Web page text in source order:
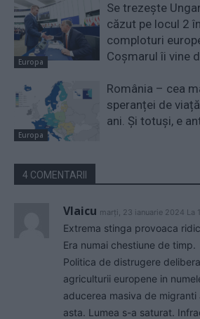
Europa
Se trezește
căzut pe locul 2
comploturi
Coșmarul îi vine
Europa
România – cea
speranței de
ani. Și totuși, e
4 COMENTARII
Vlaicu marți, 23 ianuarie 2024 La
Extrema stinga provoaca
Era numai chestiune de timp.
Politica de distrugere
agriculturii europene in
aducerea masiva de migranti
asta. Lumea s-a saturat.